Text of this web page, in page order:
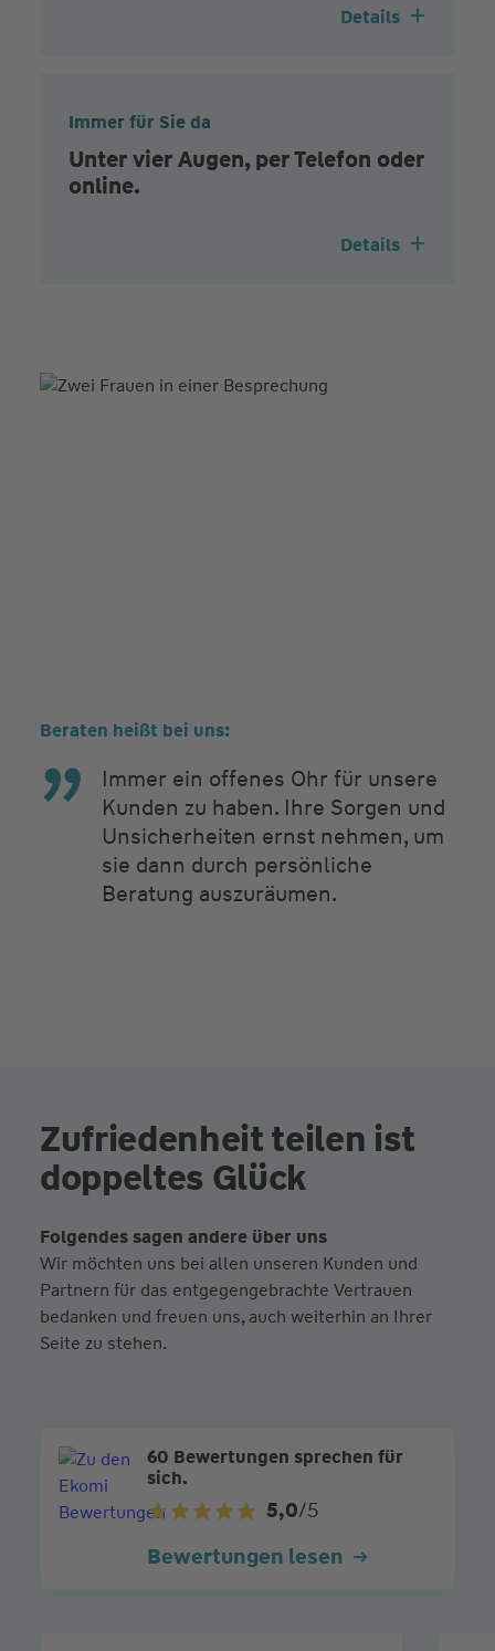
Details
Immer für Sie da
Unter vier Augen, per Telefon oder
online.
Details
Beraten heißt bei uns:
Immer ein offenes Ohr für unsere
Kunden zu haben. Ihre Sorgen und
Unsicherheiten ernst nehmen, um
sie dann durch persönliche
Beratung auszuräumen.
Zufriedenheit teilen ist
doppeltes Glück
Folgendes sagen andere über uns
Wir möchten uns bei allen unseren Kunden und
Partnern für das entgegengebrachte Vertrauen
bedanken und freuen uns, auch weiterhin an Ihrer
Seite zu stehen.
60 Bewertungen sprechen für
sich.
5,0/5
Bewertungen lesen